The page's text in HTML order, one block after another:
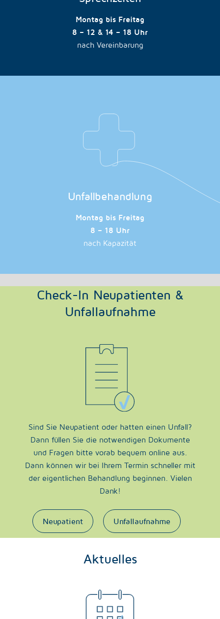
Montag bis Freitag
8 – 12 & 14 – 18 Uhr
nach Vereinbarung
Unfallbehandlung
Montag bis Freitag
8 – 18 Uhr
nach Kapazität
Check-In Neupatienten &
Unfallaufnahme
Sind Sie Neupatient oder hatten einen Unfall?
Dann füllen Sie die notwendigen Dokumente
und Fragen bitte vorab bequem online aus.
Dann können wir bei Ihrem Termin schneller mit
der eigentlichen Behandlung beginnen. Vielen
Dank!
Neupatient Unfallaufnahme
Aktuelles